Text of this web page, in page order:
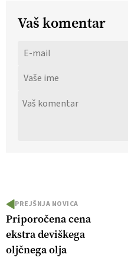
Vaš komentar
PREJŠNJA NOVICA
Priporočena cena
ekstra deviškega
oljčnega olja